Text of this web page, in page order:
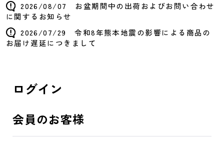
2026/08/07 お盆期間中の出荷およびお問い合わせ
に関するお知らせ
2026/07/29 令和8年熊本地震の影響による商品の
お届け遅延につきまして
ログイン
会員のお客様